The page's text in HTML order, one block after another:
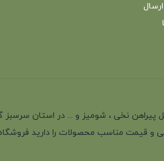
سابقه در تولید انواع لباس شامل پیراهن نخی ،
و قیمت مناسب محصولات را دارید